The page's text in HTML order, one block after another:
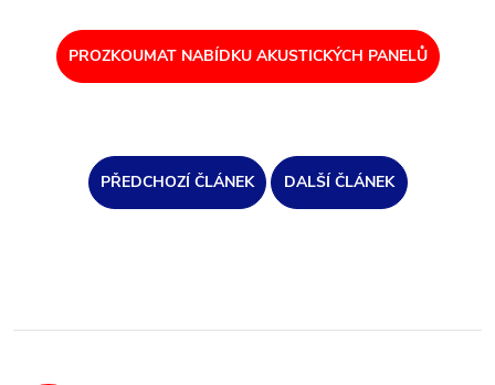
PROZKOUMAT NABÍDKU AKUSTICKÝCH PANELŮ
PŘEDCHOZÍ ČLÁNEK DALŠÍ ČLÁNEK